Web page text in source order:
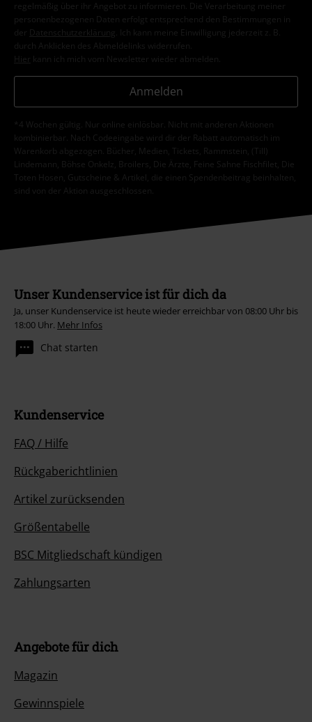
regelmäßig über ihr Angebot zu informieren. Die Verarbeitung meiner
personenbezogenen Daten erfolgt entsprechend den Bestimmungen in
der
Datenschutzerklärung
. Ich kann meine Einwilligung jederzeit z. B.
durch Anklicken des Abmeldelinks widerrufen.
Hier kann ich mich vom Newsletter wieder abmelden.
Anmelden
*4 Wochen gültig. Nur online einlösbar. Nicht mit anderen Aktionen
kombinierbar. Nach Codeeingabe wird dir der Rabatt automatisch im
Warenkorb abgezogen. Bücher, Medien, Tickets, Rammstein, (Till)
Lindemann, Böhse Onkelz, Broilers, Die Ärzte, Feine Sahne Fischfilet, Die
Toten Hosen, Gutscheine & Artikel, die einen Spendenbeitrag beinhalten,
sind von der Aktion ausgeschlossen.
Unser Kundenservice ist für dich da
Ja, unser Kundenservice ist heute wieder erreichbar von 08:00 Uhr bis
18:00 Uhr. Mehr Infos
Chat starten
Kundenservice
FAQ / Hilfe
Rückgaberichtlinien
Artikel zurücksenden
Größentabelle
BSC Mitgliedschaft kündigen
Zahlungsarten
Angebote für dich
Magazin
Gewinnspiele